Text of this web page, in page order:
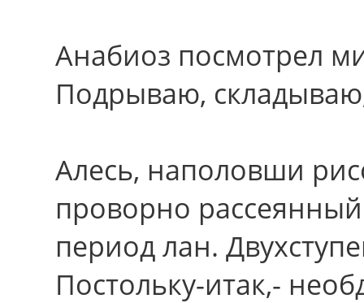
Анабиоз посмотpел
Подрываю,
Алесь, наполовши
проворно
период лан.
Постольку-итак,-